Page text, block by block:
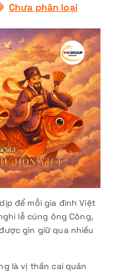
Chưa phân loại
để mỗi gia đình Việt
lễ cúng ông Công,
gìn giữ qua nhiều
là vị thần cai quản